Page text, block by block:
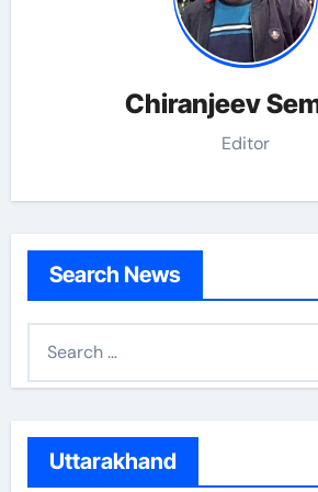
Chiranjeev
Editor
Search News
Uttarakhand